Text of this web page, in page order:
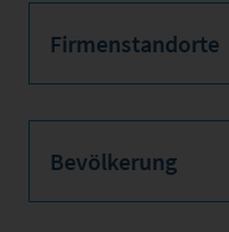
Firmenstandorte
Bevölkerung